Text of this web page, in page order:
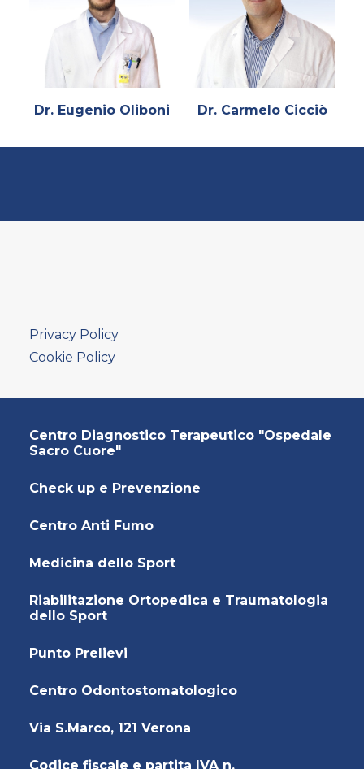
Dr. Eugenio Oliboni Dr. Carmelo Cicciò
Privacy Policy
Cookie Policy
Centro Diagnostico Terapeutico "Ospedale
Sacro Cuore"
Check up e Prevenzione
Centro Anti Fumo
Medicina dello Sport
Riabilitazione Ortopedica e Traumatologia
dello Sport
Punto Prelievi
Centro Odontostomatologico
Via S.Marco, 121 Verona
Codice fiscale e partita IVA n.